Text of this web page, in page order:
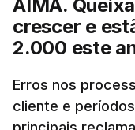
AIMA.
crescer e
2.000 este
Erros nos
cliente e